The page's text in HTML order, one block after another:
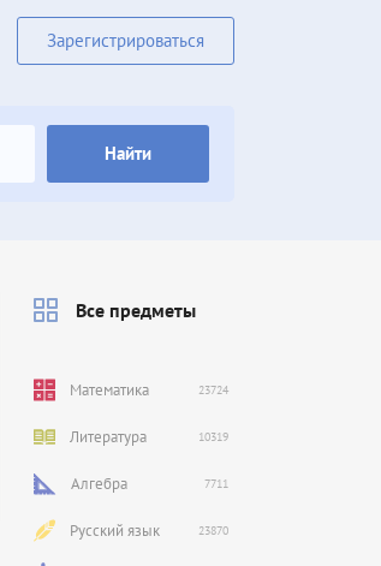
Зарегистрироваться
Найти
Все предметы
Математика 23724
Литература 10319
Алгебра 7711
Русский язык 23870